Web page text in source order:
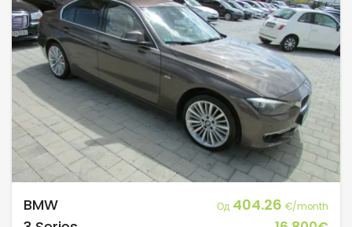
BMW Од 404.26 €/month